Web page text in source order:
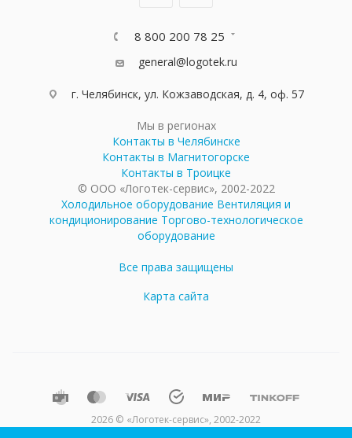
8 800 200 78 25
general@logotek.ru
г. Челябинск, ул. Кожзаводская, д. 4, оф. 57
Мы в регионах
Контакты в Челябинске
Контакты в Магнитогорске
Контакты в Троицке
© ООО «Логотек-сервис», 2002-2022
Холодильное оборудование Вентиляция и
кондиционирование Торгово-технологическое
оборудование
Все права защищены
Карта сайта
2026 © «Логотек-сервис», 2002-2022